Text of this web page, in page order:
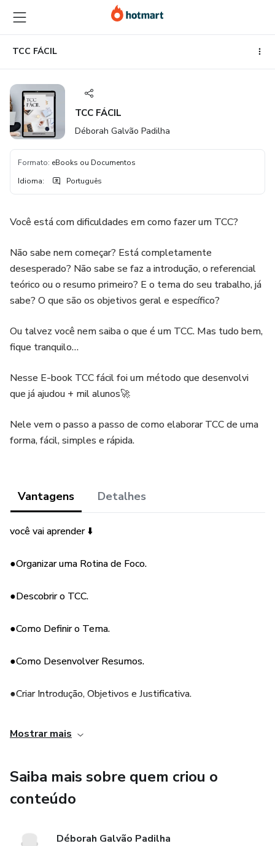
para
o
conteúdo
principal
para
o
pagamento
para
o
rodapé
TCC FÁCIL
TCC FÁCIL
Déborah Galvão Padilha
Formato: eBooks ou Documentos
Idioma: Português
Você está com dificuldades em como fazer um TCC?
Não sabe nem começar? Está completamente
desesperado? Não sabe se faz a introdução, o referencial
teórico ou o resumo primeiro? E o tema do seu trabalho, já
sabe? O que são os objetivos geral e específico?
Ou talvez você nem saiba o que é um TCC. Mas tudo bem,
fique tranquilo…
Nesse E-book TCC fácil foi um método que desenvolvi
que já ajudou + mil alunos🚀
Nele vem o passo a passo de como elaborar TCC de uma
forma, fácil, simples e rápida.
Vantagens Detalhes
você vai aprender ⬇️
●Organizar uma Rotina de Foco.
●Descobrir o TCC.
●Como Definir o Tema.
●Como Desenvolver Resumos.
●Criar Introdução, Objetivos e Justificativa.
●Estrutura e Normas ABNT.
Mostrar mais
Saiba mais sobre quem criou o
conteúdo
Déborah Galvão Padilha